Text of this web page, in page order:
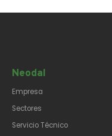
Neodal
Empresa
Sectores
Servicio Técnico